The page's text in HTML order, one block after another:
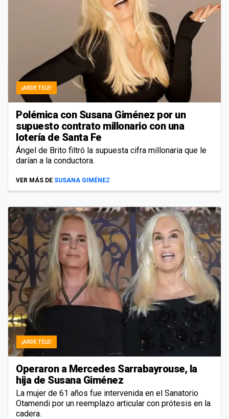
¡ARDE TELE!
Polémica con Susana Giménez por un
supuesto contrato millonario con una
lotería de Santa Fe
Ángel de Brito filtró la supuesta cifra millonaria que le
darían a la conductora.
VER MÁS DE SUSANA GIMÉNEZ
¡ARDE TELE!
Operaron a Mercedes Sarrabayrouse, la
hija de Susana Giménez
La mujer de 61 años fue intervenida en el Sanatorio
Otamendi por un reemplazo articular con prótesis en la
cadera.